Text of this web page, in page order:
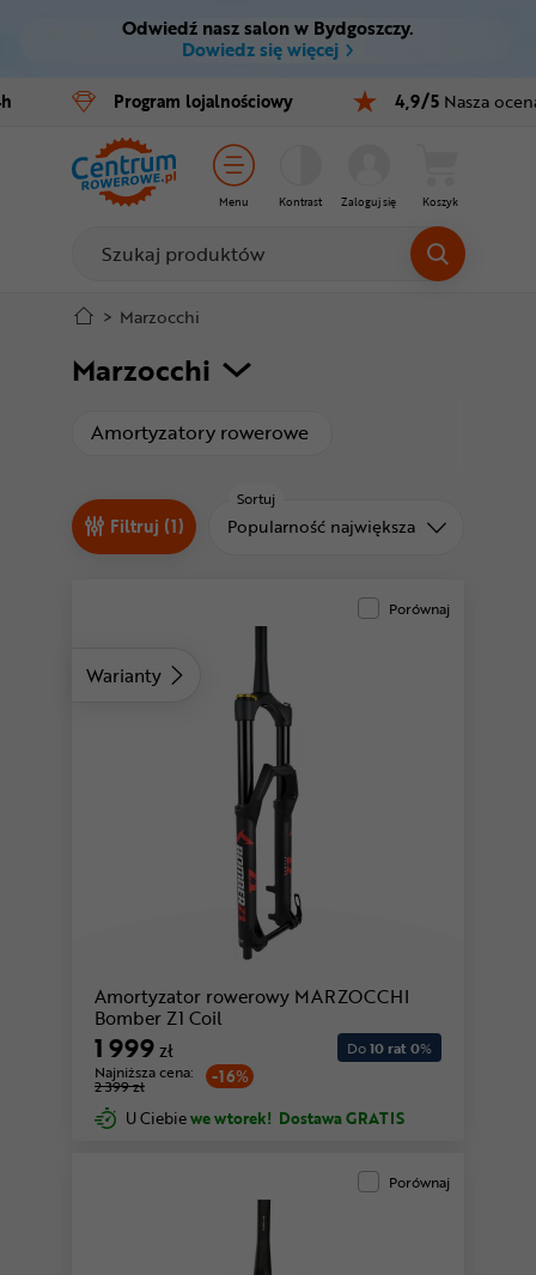
Ctrl M
Menu główne
Filtry
Produkty
Mapa strony
Odwiedź nasz salon w Bydgoszczy.
Dowiedz się więcej
Program lojalnościowy 4,9/5 Nasza
Menu Kontrast Zaloguj się Koszyk
Rowery
E-bike
Części
Akcesoria
Odzież
Kaski
Buty
Odżywki
> Marzocchi
Marzocchi
Amortyzatory rowerowe
Filtruj (1)
Sortuj
Sortuj od
Popularność największa
Warianty
Porównaj
Amortyzator rowerowy MARZOCCHI
Bomber Z1 Coil
1 999zł
-16%
Najniższa cena:
2 399 zł
Do10 rat 0%
U Ciebiewe wtorek! Dostawa GRATIS
Porównaj